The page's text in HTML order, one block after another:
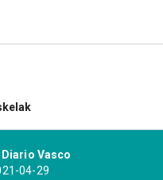
Diario Vasco
04-29